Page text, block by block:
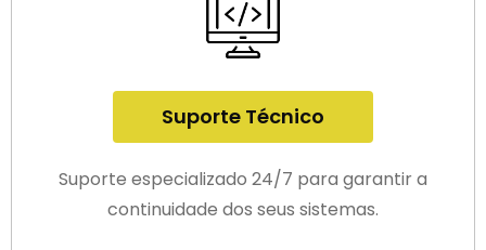
Suporte Técnico
Suporte especializado 24/7 para garantir a
continuidade dos seus sistemas.